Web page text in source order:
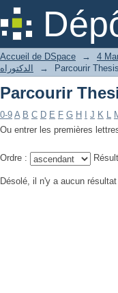
Accueil de DSpace →
الدكتوراه
→
0-9 A B C D E F G H J K L
Ou entrer les premières
Ordre :
Désolé, il n'y a aucun